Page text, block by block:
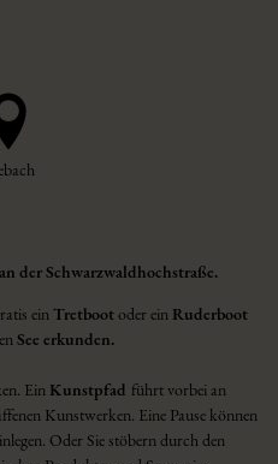
der Schwarzwaldhochstraße.
einTretbootoder ein Ruderboot
See erkunden.
Ein Kunstpfad führt vorbei an
Kunstwerken. Eine Pause können
Oder Sie stöbern durch den